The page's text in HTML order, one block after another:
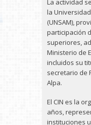
La actividad
la
(UNSAM),
participación
superiores,
Ministerio de
incluidos su
secretario de
Alpa.
El CIN es la
años,
instituciones